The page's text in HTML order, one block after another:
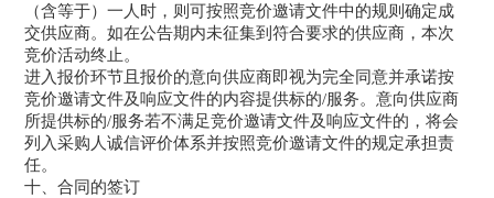
（含等于）一人时，则可按照竞价邀请文件中的规则确定成
交供应商。如在公告期内未征集到符合要求的供应商，本次
竞价活动终止。
进入报价环节且报价的意向供应商即视为完全同意并承诺按
竞价邀请文件及响应文件的内容提供标的/服务。意向供应商
所提供标的/服务若不满足竞价邀请文件及响应文件的，将会
列入采购人诚信评价体系并按照竞价邀请文件的规定承担责
任。
十、合同的签订